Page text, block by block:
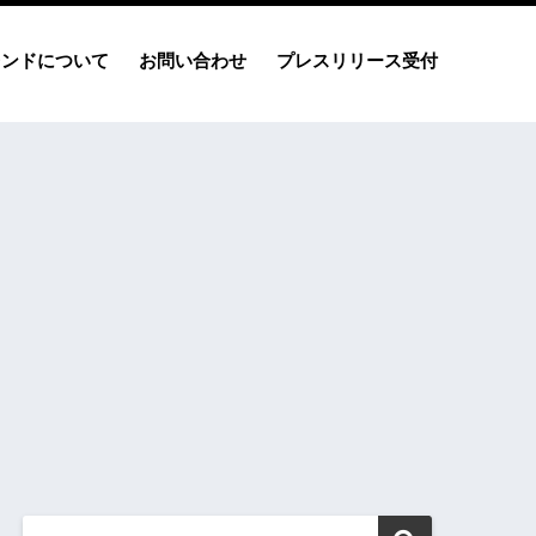
ドについて お問い合わせ プレスリリース受付